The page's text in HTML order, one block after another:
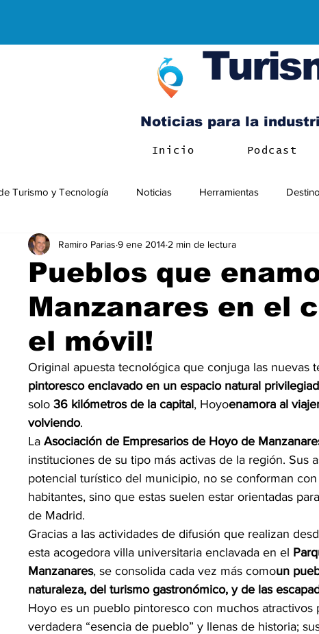
Noticias para la
Inicio Podcast
Turismo y Tecnología Noticias Herramientas
Internacionales
Pueblos que
Manzanares en el
el móvil!
Ramiro Parias 9 ene 2014 2 min de lectura
Original apuesta tecnológica que conjuga las nuevas
pintoresco enclavado en un espacio natural
solo 36 kilómetros de la capital, Hoyoenamora al
volviendo.
La Asociación de Empresarios de Hoyo de
instituciones de su tipo más activas de la región. Sus
potencial turístico del municipio, no se conforman
habitantes, sino que estas suelen estar orientadas
de Madrid.
Gracias a las actividades de difusión que realizan
esta acogedora villa universitaria enclavada en el
Manzanares, se consolida cada vez más comoun
naturaleza, del turismo gastronómico, y de las
Hoyo es un pueblo pintoresco con muchos atractivos
verdadera “esencia de pueblo” y llenas de historia;